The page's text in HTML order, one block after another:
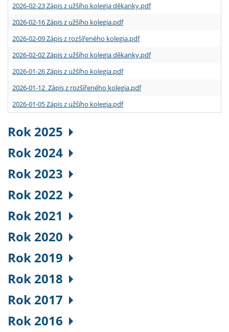
2026-02-23 Zápis z užšího kolegia děkanky.pdf
2026-02-16 Zápis z užšího kolegia.pdf
2026-02-09 Zápis z rozšířeného kolegia.pdf
2026-02-02 Zápis z užšího kolegia děkanky.pdf
2026-01-26 Zápis z užšího kolegia.pdf
2026-01-12 Zápis z rozšířeného kolegia.pdf
2026-01-05 Zápis z užšího kolegia.pdf
Rok 2025
Rok 2024
Rok 2023
Rok 2022
Rok 2021
Rok 2020
Rok 2019
Rok 2018
Rok 2017
Rok 2016